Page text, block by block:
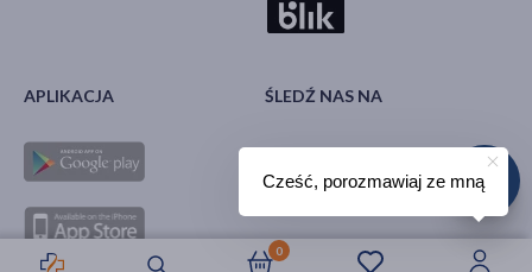
0
APLIKACJA ŚLEDŹ NAS NA
Cześć, porozmawiaj ze mną